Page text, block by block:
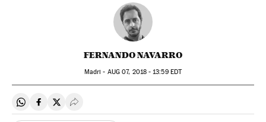
FERNANDO NAVARRO
Madri - AUG 07, 2018 - 13:59EDT
Compartir en Whatsapp
Compartir en Facebook
Compartir en Twitter
Desplegar Redes Sociales